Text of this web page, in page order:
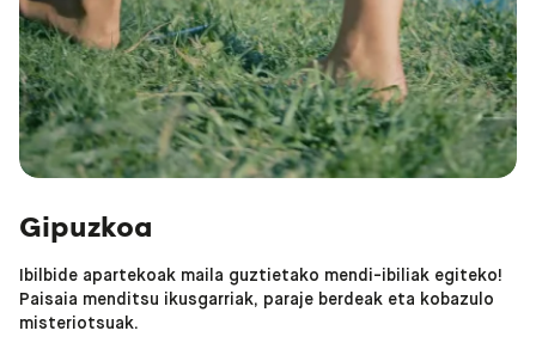
Gipuzkoa
Ibilbide apartekoak maila guztietako mendi-ibiliak egiteko!
Paisaia menditsu ikusgarriak, paraje berdeak eta kobazulo
misteriotsuak.